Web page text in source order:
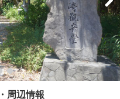
周辺情報